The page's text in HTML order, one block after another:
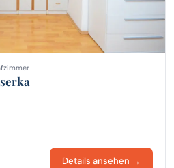
Details ansehen →